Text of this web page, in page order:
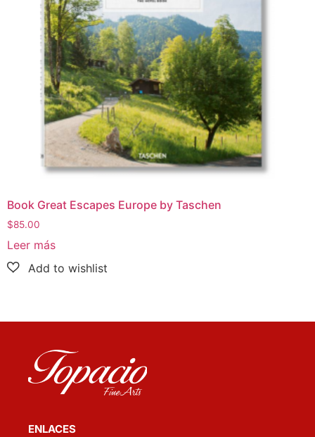
Book Great Escapes Europe by Taschen
$85.00
Leer más
ENLACES